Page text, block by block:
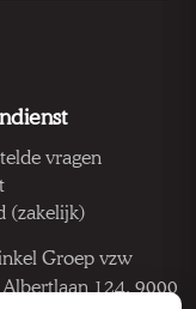
vragen
(zakelijk)
Groep vzw
124, 9000